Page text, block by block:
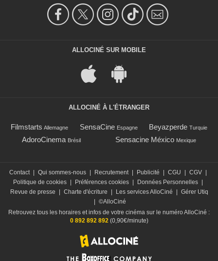
ALLOCINÉ SUR MOBILE
ALLOCINÉ À L'ÉTRANGER
Filmstarts Allemagne SensaCine Espagne Beyazperde Turquie
AdoroCinema Brésil Sensacine México Mexique
Contact | Qui sommes-nous | Recrutement | Publicité | CGU | CGV |
Politique de cookies | Préférences cookies | Données Personnelles |
Revue de presse
| Charte d'écriture | Les services AlloCiné | Gérer Utiq
| ©AlloCiné
Retrouvez tous les horaires et infos de votre cinéma sur le numéro AlloCiné :
0 892 892 892 (0,90€/minute)